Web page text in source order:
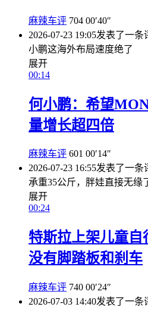
麻辣车评 704 00′40″
2026-07-23 19:05发表了一条
小鹏这海外布局速度绝了
展开
00:14
何小鹏：希望
量增长超四倍
麻辣车评 601 00′14″
2026-07-23 16:55发表了一条
承重35公斤，胖娃直接无缘
展开
00:24
特斯拉上架儿童自
没有脚踏板和刹车
麻辣车评 740 00′24″
2026-07-03 14:40发表了一条